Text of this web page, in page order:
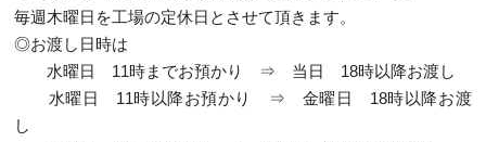
毎週木曜日を工場の定休日とさせて頂きます。
◎お渡し日時は
水曜日 11時までお預かり ⇒ 当日 18時以降お渡し
水曜日 11時以降お預かり ⇒ 金曜日 18時以降お渡
し